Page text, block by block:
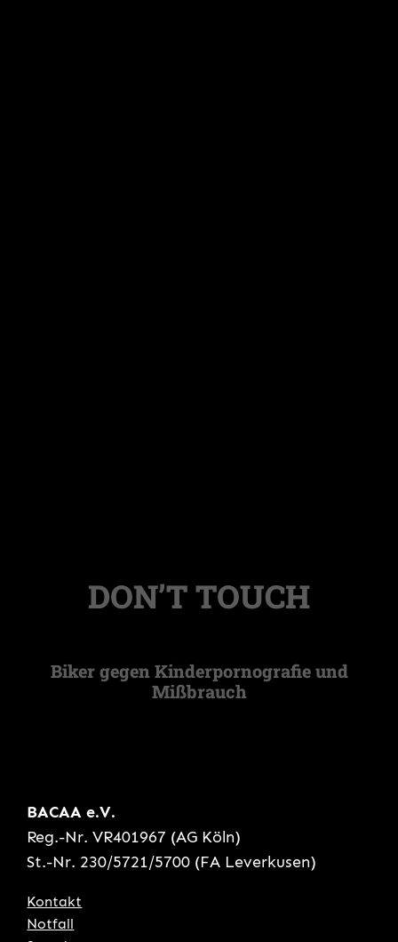
DON’T TOUCH
Biker gegen Kinderpornografie und
Mißbrauch
BACAA e.V.
Reg.-Nr. VR401967 (AG Köln)
St.-Nr. 230/5721/5700 (FA Leverkusen)
Kontakt
Notfall